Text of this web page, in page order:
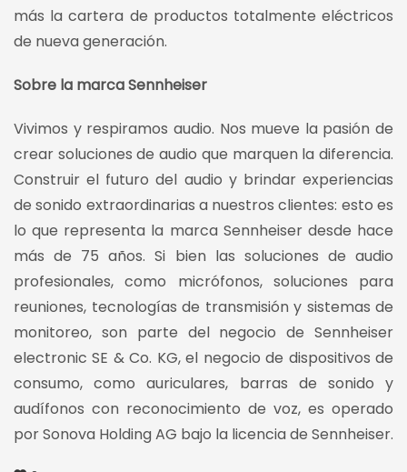
más la cartera de productos totalmente eléctricos
de nueva generación.
Sobre la marca Sennheiser
Vivimos y respiramos audio. Nos mueve la pasión de
crear soluciones de audio que marquen la diferencia.
Construir el futuro del audio y brindar experiencias
de sonido extraordinarias a nuestros clientes: esto es
lo que representa la marca Sennheiser desde hace
más de 75 años. Si bien las soluciones de audio
profesionales, como micrófonos, soluciones para
reuniones, tecnologías de transmisión y sistemas de
monitoreo, son parte del negocio de Sennheiser
electronic SE & Co. KG, el negocio de dispositivos de
consumo, como auriculares, barras de sonido y
audífonos con reconocimiento de voz, es operado
por Sonova Holding AG bajo la licencia de Sennheiser.